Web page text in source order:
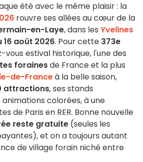
été avec le même plaisir : la
rouvre ses allées au cœur de la
en-Laye, dans les Yvelines
16 août 2026. Pour cette 373e
vous estival historique, l'une des
forainesde France et la plus
de-Franceà la belle saison,
attractions, ses stands
colorées, à une
de Paris en RER. Bonne nouvelle
reste gratuite (seules les
et on a toujours autant
de village forain niché entre